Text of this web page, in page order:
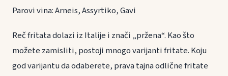
Parovi vina: Arneis, Assyrtiko, Gavi
Reč fritata dolazi iz Italije i znači „pržena“. Kao što
možete zamisliti, postoji mnogo varijanti fritate. Koju
god varijantu da odaberete, prava tajna odlične fritate